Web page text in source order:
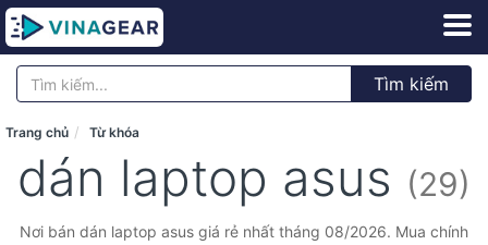
Tìm kiếm
Trang chủ Từ khóa
dán laptop asus (29)
Nơi bán dán laptop asus giá rẻ nhất tháng 08/2026. Mua chính